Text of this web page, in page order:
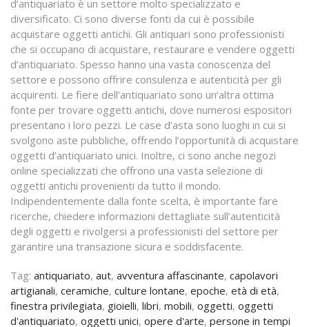
d’antiquariato è un settore molto specializzato e
diversificato. Ci sono diverse fonti da cui è possibile
acquistare oggetti antichi. Gli antiquari sono professionisti
che si occupano di acquistare, restaurare e vendere oggetti
d’antiquariato. Spesso hanno una vasta conoscenza del
settore e possono offrire consulenza e autenticità per gli
acquirenti. Le fiere dell’antiquariato sono un’altra ottima
fonte per trovare oggetti antichi, dove numerosi espositori
presentano i loro pezzi. Le case d’asta sono luoghi in cui si
svolgono aste pubbliche, offrendo l’opportunità di acquistare
oggetti d’antiquariato unici. Inoltre, ci sono anche negozi
online specializzati che offrono una vasta selezione di
oggetti antichi provenienti da tutto il mondo.
Indipendentemente dalla fonte scelta, è importante fare
ricerche, chiedere informazioni dettagliate sull’autenticità
degli oggetti e rivolgersi a professionisti del settore per
garantire una transazione sicura e soddisfacente.
Tag: antiquariato, aut, avventura affascinante, capolavori
artigianali, ceramiche, culture lontane, epoche, età di età,
finestra privilegiata, gioielli, libri, mobili, oggetti, oggetti
d'antiquariato, oggetti unici, opere d'arte, persone in tempi